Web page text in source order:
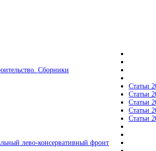
Сборники
Статьи
Статьи
Статьи
Статьи
Статьи
лево-консервативный фронт